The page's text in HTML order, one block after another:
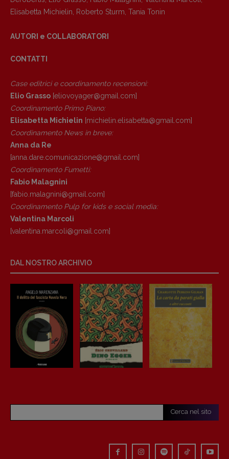
Anna da Re
Coordinamento Fumetti:
[fabio.malagnini@gmail.
media:
Valentina Marcoli
ARCHIVIO E AUTORI
Elisabetta Michielin
Roberto Sturm Tania Tonin
AUTORI e COLLABORATORI
CONTATTI
Case editrici e coordinamento recensioni:
Elio Grasso [eliovoyager@gmail.com]
Coordinamento Primo Piano:
Elisabetta Michielin [michielin.elisabetta@gmail.com]
Coordinamento News in breve:
Anna da Re
[anna.dare.comunicazione@gmail. com]
Coordinamento Fumetti:
Fabio Malagnini
[fabio.malagnini@gmail. com]
Coordinamento Pulp for kids e social media:
Valentina Marcoli
[valentina.marcoli@gmail. com]
DAL NOSTRO ARCHIVIO
Cerca nel sito